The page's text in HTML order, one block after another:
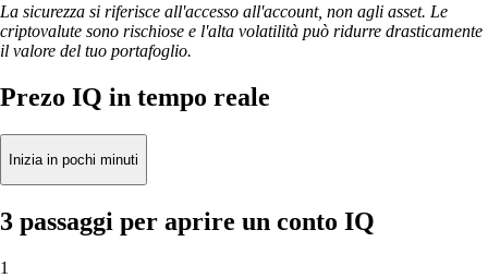
La sicurezza si riferisce all'accesso all'account, non agli asset. Le
criptovalute sono rischiose e l'alta volatilità può ridurre drasticamente
il valore del tuo portafoglio.
Prezo IQ in tempo reale
Inizia in pochi minuti
3 passaggi per aprire un conto IQ
1